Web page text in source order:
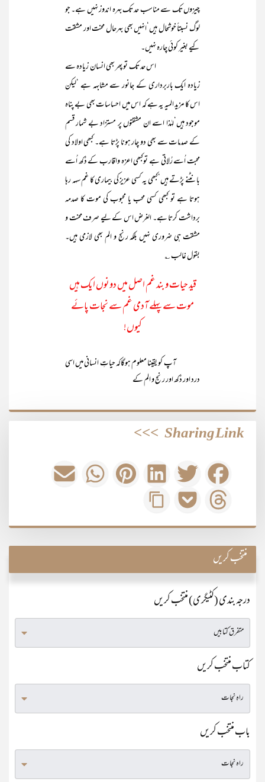
چیزوں تک سے مناسب حد تک بہرہ اندوز نہیں ہے۔ جو
لوگ نسبتاً خوشحال ہیں‘انہیں بھی بہرحال محنت اور مشقت
کیے بغیر کوئی چارہ نہیں۔
اس حد تک تو پھر بھی انسان زیادہ سے
زیادہ ایک باربرداری کے جانور سے مشابہہ ہے ‘لیکن
اس کا مزید المیہ یہ ہے کہ اس میں احساسات بھی بے پناہ
موجود ہیں‘لہٰذا اسے ان مشقتوں پر مستزاد بے شمار قسم
کے صدمات سے بھی دو چار ہونا پڑتا ہے۔ کبھی اولاد کی
محبت اُسے رُلاتی ہے توکبھی اعزہ واقارب کے دُکھ اُسے
بانٹنے پڑتے ہیں‘کبھی یہ کسی عزیز کی بیماری کا غم سہہ رہا
ہوتا ہے تو کبھی کسی محب یا محبوب کی موت کا صدمہ
برداشت کرتا ہے۔ الغرض اس کے لیے صرف محنت و
مشقت ہی ضروری نہیں بلکہ رنج و الم بھی لازمی ہیں۔
بقول غالب ؎
قید حیات و بند غم اصل میں دونوں ایک ہیں
موت سے پہلے آدمی غم سے نجات پائے
کیوں!
آپ کو یقینا معلوم ہوگاکہ حیاتِ انسانی میں اسی
درد اور دُکھ اور رنج و الم کے
Sharing Link
>>>
منتخب کریں
درجہ بندی (کٹیگری) منتخب کریں
کتاب منتخب کریں
باب منتخب کریں